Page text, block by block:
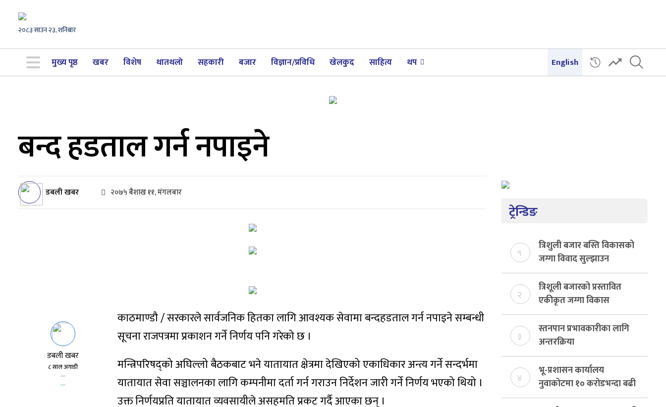
२०८३ साउन २३, शनिबार
मुख्य पृष्ठ खबर विशेष थातथलो सहकारी बजार विज्ञान/प्रविधि खेलकुद साहित्य थप English
बन्द हडताल गर्न नपाइने
डबली खबर २०७५ बैशाख ११, मंगलबार
डबली खबर
८ साल अगाडी
काठमाण्डौ / सरकारले सार्वजनिक हितका लागि आवश्यक सेवामा बन्दहडताल गर्न नपाइने सम्बन्धी
सूचना राजपत्रमा प्रकाशन गर्ने निर्णय पनि गरेको छ ।
मन्त्रिपरिषद्को अघिल्लो बैठकबाट भने यातायात क्षेत्रमा देखिएको एकाधिकार अन्त्य गर्ने सन्दर्भमा
यातायात सेवा सञ्चालनका लागि कम्पनीमा दर्ता गर्न गराउन निर्देशन जारी गर्ने निर्णय भएको थियो ।
उक्त निर्णयप्रति यातायात व्यवसायीले असहमति प्रकट गर्दै आएका छन् ।
ट्रेन्डिङ
१
त्रिशुली बजार बस्ति विकासको
जग्गा विवाद सुल्झाउन
संयोजक तोकियो
२
त्रिशूली बजारको प्रस्तावित
एकीकृत जग्गा विकास
योजनाको जग्गा विवादमा
किन?, बस्ति विकास दर्ता नभए
समिति विघटन हुने
३
स्तनपान प्रभावकारीका लागि
अन्तरक्रिया
४
भू-प्रशासन कार्यालय
नुवाकोटमा १० करोडभन्दा बढी
राजस्व संकलन, ७४ प्रतिशत